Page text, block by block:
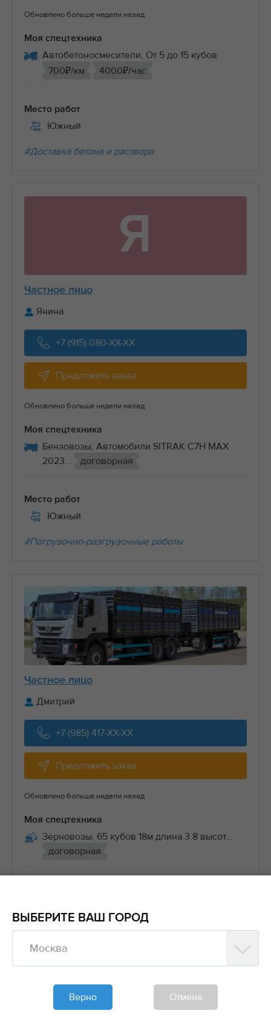
Обновлено больше недели назад
Моя спецтехника
Автобетоносмесители, От 5 до 15 кубов
700₽/км
4000₽/час
Место работ
Южный
#Доставка бетона и раствора
Я
Частное лицо
Янина
+7 (915) 080-XX-XX
Предложить заказ
Обновлено больше недели назад
Моя спецтехника
Бензовозы, Автомобили SITRAK C7H MAX
2023...
договорная
Место работ
Южный
#Погрузочно-разгрузочные работы
Частное лицо
Дмитрий
+7 (985) 417-XX-XX
Предложить заказ
Обновлено больше недели назад
Моя спецтехника
Зерновозы, 65 кубов 18м длина 3.8 высот...
договорная
«Надежно и быстро доставим вашу продукцию»
#Доставка сыпучих материалов
ВЫБЕРИТЕ ВАШ ГОРОД
Москва
Верно Отмена